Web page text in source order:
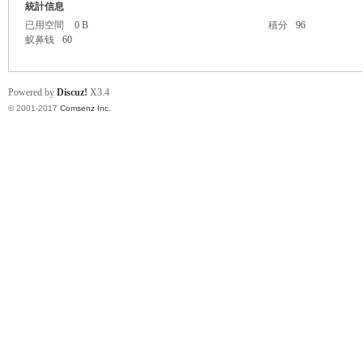
統計信息
已用空間
0 B 積分
96
蚁鼻钱
60
Powered by Discuz! X3.4
© 2001-2017 Comsenz Inc.